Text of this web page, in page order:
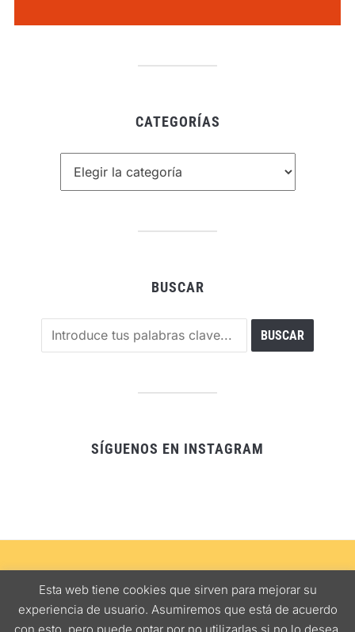
CATEGORÍAS
BUSCAR
SÍGUENOS EN INSTAGRAM
NOTAS DE INTERÉS
MAPA BARES
Esta web tiene cookies que sirven para mejorar su
experiencia de usuario. Asumiremos que está de acuerdo